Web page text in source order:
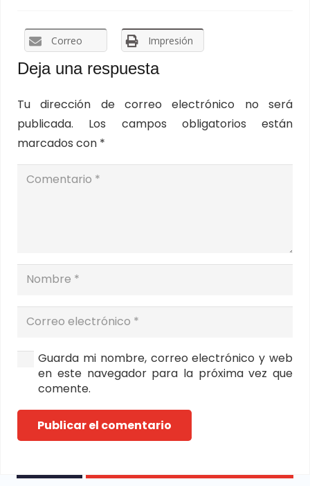
Correo Impresión
Deja una respuesta
Tu dirección de correo electrónico no será
publicada.
Los campos obligatorios están
marcados con *
Guarda mi nombre, correo electrónico y web
en este navegador para la próxima vez que
comente.
Publicar el comentario